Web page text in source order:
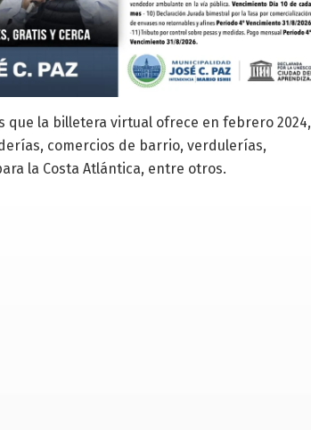
que la billetera virtual ofrece en febrero 2024,
comercios de barrio, verdulerías,
la Costa Atlántica, entre otros.